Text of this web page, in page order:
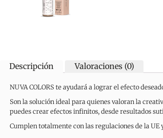
Descripción Valoraciones (0)
NUVA COLORS te ayudará a lograr el efecto
Son la solución ideal para quienes valoran la
puedes crear efectos infinitos, desde resultados
Cumplen totalmente con las regulaciones de la UE